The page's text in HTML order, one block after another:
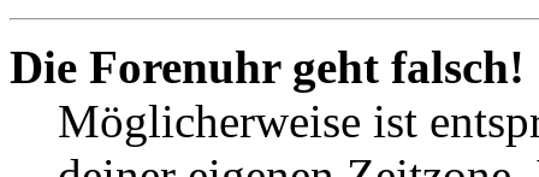
Die Forenuhr geht falsch!
Möglicherweise ist